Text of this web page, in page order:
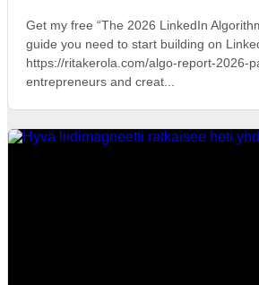
Get my free “The 2026 LinkedIn
guide you need to start building on
https://ritakerola.com/algo-report-2026-
entrepreneurs and creat...